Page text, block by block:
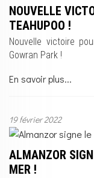
NOUVELLE
TEAHUPOO !
Nouvelle victoire
Gowran Park !
En savoir plus...
19 février 2022
ALMANZOR
MER !